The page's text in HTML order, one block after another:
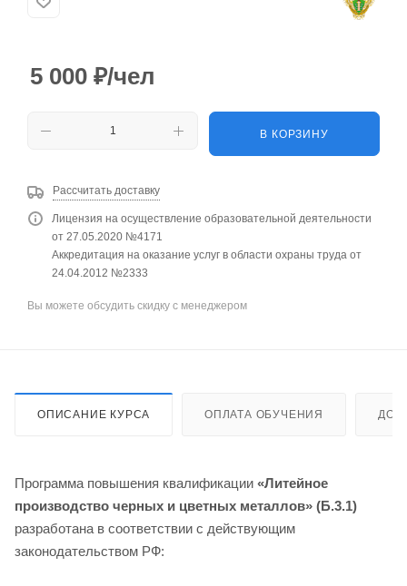
5 000 ₽/чел
В КОРЗИНУ
Рассчитать доставку
Лицензия на осуществление образовательной деятельности
от 27.05.2020 №4171
Аккредитация на оказание услуг в области охраны труда от
24.04.2012 №2333
Вы можете обсудить скидку с менеджером
ОПИСАНИЕ КУРСА ОПЛАТА ОБУЧЕНИЯ
Программа повышения квалификации «Литейное
производство черных и цветных металлов» (Б.3.1)
разработана в соответствии с действующим
законодательством РФ: